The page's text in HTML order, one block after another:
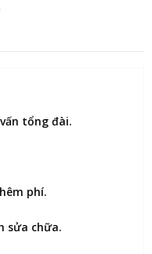
tổng đài.
phí.
sửa chữa.